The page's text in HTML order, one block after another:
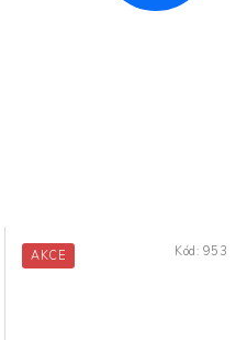
AKCE Kód: 953